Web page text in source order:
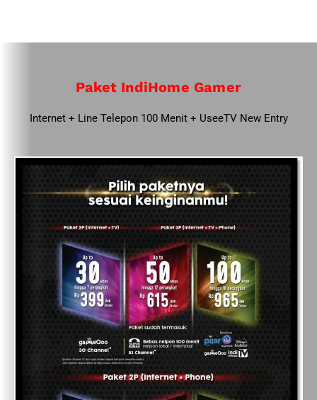
Paket IndiHome Gamer
Internet + Line Telepon 100 Menit + UseeTV New Entry